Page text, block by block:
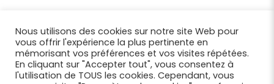
Nous utilisons des cookies sur notre site Web pour
vous offrir l'expérience la plus pertinente en
mémorisant vos préférences et vos visites répétées.
En cliquant sur "Accepter tout", vous consentez à
l'utilisation de TOUS les cookies. Cependant, vous